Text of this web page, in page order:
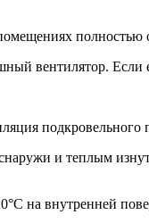
полностью
вентилятор.
подкровельного
и теплым
на внутренней